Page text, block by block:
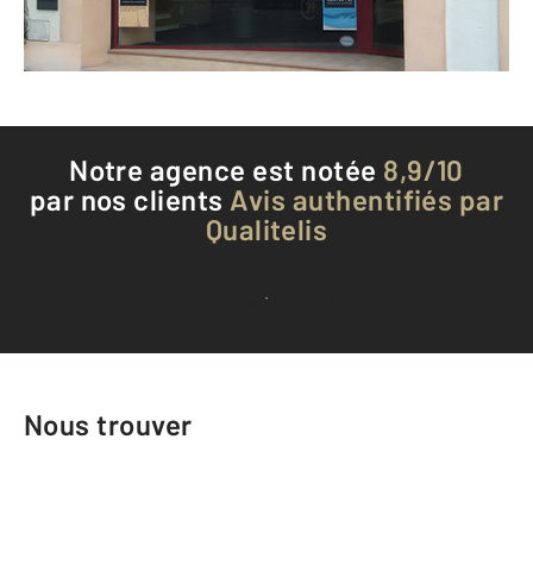
Téléphoner à l'agence
Notre agence est notée 8,9/10
par nos clients Avis authentifiés par
Qualitelis
Voir tous les avis clients
Nous trouver